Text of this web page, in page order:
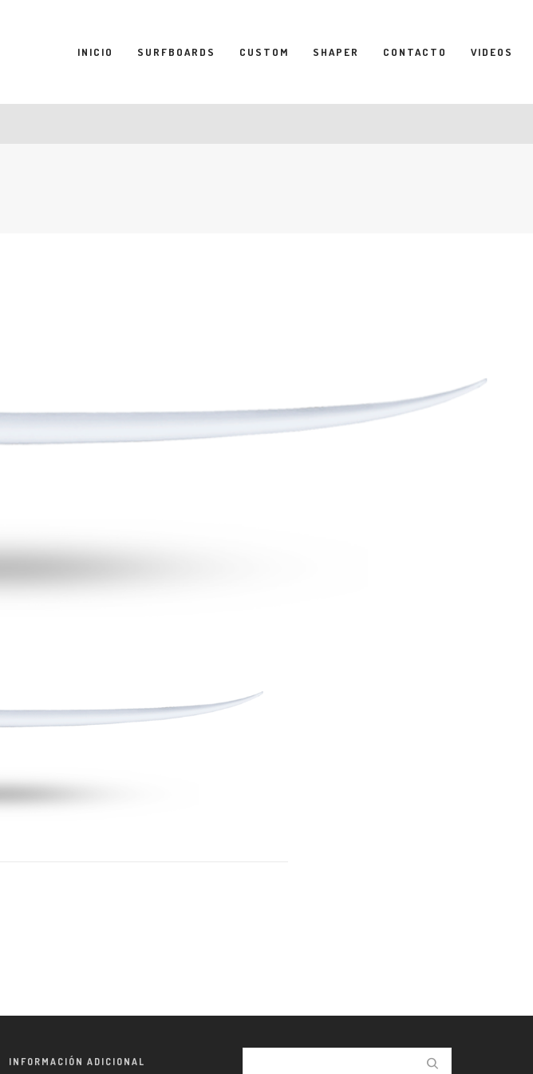
INICIO SURFBOARDS CUSTOM SHAPER CONTACTO VIDEOS
INFORMACIÓN ADICIONAL